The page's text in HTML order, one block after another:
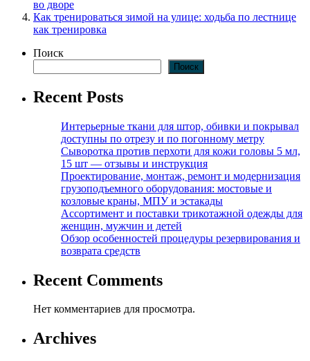
во дворе
Как тренироваться зимой на улице: ходьба по лестнице
как тренировка
Поиск
Поиск
Recent Posts
Интерьерные ткани для штор, обивки и покрывал
доступны по отрезу и по погонному метру
Сыворотка против перхоти для кожи головы 5 мл,
15 шт — отзывы и инструкция
Проектирование, монтаж, ремонт и модернизация
грузоподъемного оборудования: мостовые и
козловые краны, МПУ и эстакады
Ассортимент и поставки трикотажной одежды для
женщин, мужчин и детей
Обзор особенностей процедуры резервирования и
возврата средств
Recent Comments
Нет комментариев для просмотра.
Archives